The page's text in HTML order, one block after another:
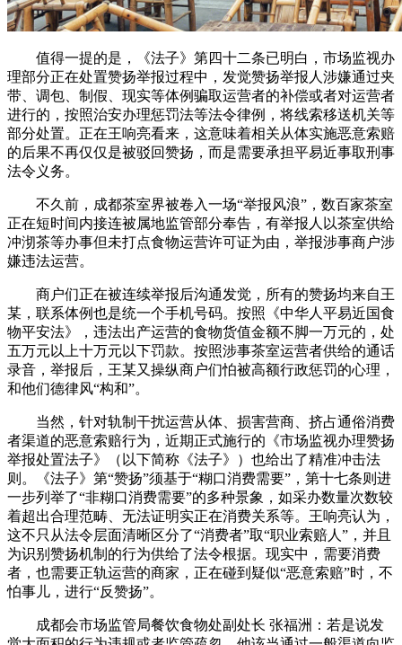
值得一提的是，《法子》第四十二条已明白，市场监视办
理部分正在处置赞扬举报过程中，发觉赞扬举报人涉嫌通过夹
带、调包、制假、现实等体例骗取运营者的补偿或者对运营者
进行的，按照治安办理惩罚法等法令律例，将线索移送机关等
部分处置。正在王响亮看来，这意味着相关从体实施恶意索赔
的后果不再仅仅是被驳回赞扬，而是需要承担平易近事取刑事
法令义务。
不久前，成都茶室界被卷入一场“举报风浪”，数百家茶室
正在短时间内接连被属地监管部分奉告，有举报人以茶室供给
冲沏茶等办事但未打点食物运营许可证为由，举报涉事商户涉
嫌违法运营。
商户们正在被连续举报后沟通发觉，所有的赞扬均来自王
某，联系体例也是统一个手机号码。按照《中华人平易近国食
物平安法》，违法出产运营的食物货值金额不脚一万元的，处
五万元以上十万元以下罚款。按照涉事茶室运营者供给的通话
录音，举报后，王某又操纵商户们怕被高额行政惩罚的心理，
和他们德律风“构和”。
当然，针对轨制干扰运营从体、损害营商、挤占通俗消费
者渠道的恶意索赔行为，近期正式施行的《市场监视办理赞扬
举报处置法子》（以下简称《法子》）也给出了精准冲击法
则。《法子》第“赞扬”须基于“糊口消费需要”，第十七条则进
一步列举了“非糊口消费需要”的多种景象，如采办数量次数较
着超出合理范畴、无法证明实正在消费关系等。王响亮认为，
这不只从法令层面清晰区分了“消费者”取“职业索赔人”，并且
为识别赞扬机制的行为供给了法令根据。现实中，需要消费
者，也需要正轨运营的商家，正在碰到疑似“恶意索赔”时，不
怕事儿，进行“反赞扬”。
成都会市场监管局餐饮食物处副处长 张福洲：若是说发